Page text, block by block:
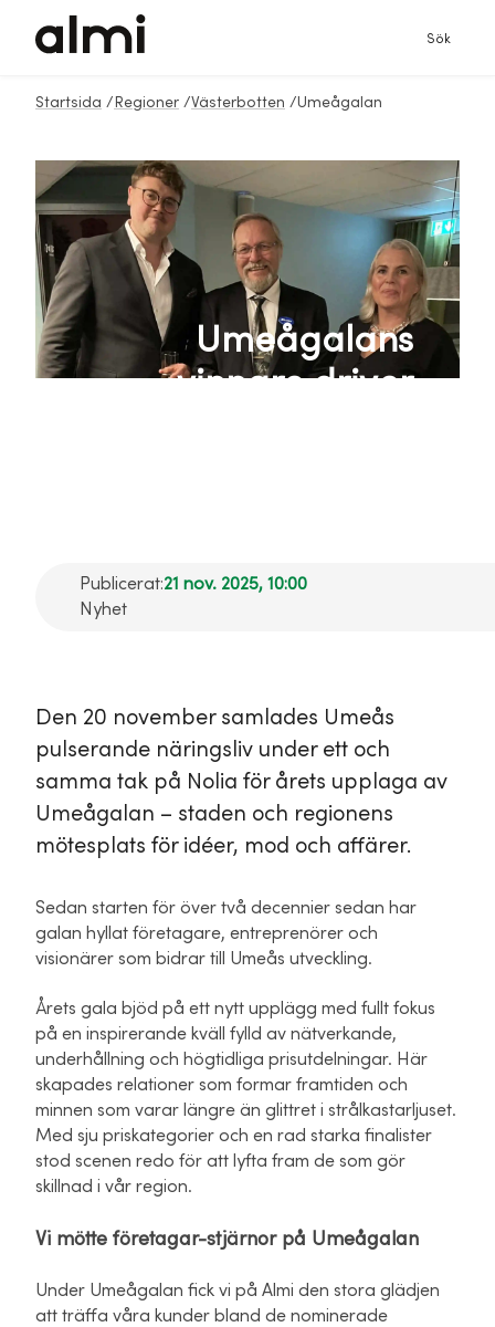
Sök
Startsida / Regioner /Västerbotten /Umeågalan
Umeågalans
vinnare driver
Publicerat:21 nov. 2025, 10:00
Nyhet
Den 20 november samlades Umeås
pulserande näringsliv under ett och
samma tak på Nolia för årets upplaga av
Umeågalan – staden och regionens
mötesplats för idéer, mod och affärer.
Sedan starten för över två decennier sedan har
galan hyllat företagare, entreprenörer och
visionärer som bidrar till Umeås utveckling.
Årets gala bjöd på ett nytt upplägg med fullt fokus
på en inspirerande kväll fylld av nätverkande,
underhållning och högtidliga prisutdelningar. Här
skapades relationer som formar framtiden och
minnen som varar längre än glittret i strålkastarljuset.
Med sju priskategorier och en rad starka finalister
stod scenen redo för att lyfta fram de som gör
skillnad i vår region.
Vi mötte företagar-stjärnor på Umeågalan
Under Umeågalan fick vi på Almi den stora glädjen
att träffa våra kunder bland de nominerade